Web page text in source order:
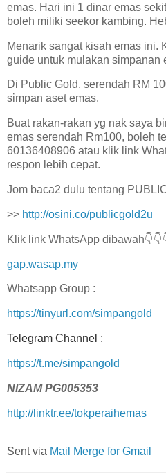
emas. Hari ini 1 dinar emas
boleh miliki seekor kambing.
Menarik sangat kisah emas ini.
guide untuk mulakan simpanan
Di Public Gold, serendah RM
simpan aset emas.
Buat rakan-rakan yg nak saya
emas serendah Rm100, boleh
60136408906 atau klik link
respon lebih cepat.
Jom baca2 dulu tentang
>> http://osini.co/publicgold2u
Klik link WhatsApp
gap.wasap.my
Whatsapp Group :
https://tinyurl.com/simpangold
Telegram Channel :
https://t.me/simpangold
NIZAM PG005353
http://linktr.ee/tokperaihemas
Sent via Mail Merge for Gmail